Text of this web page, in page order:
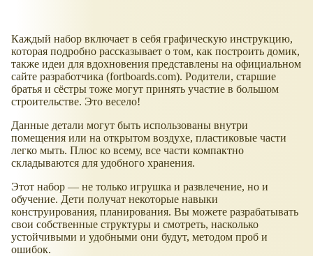
Каждый набор включает в себя графическую инструкцию,
которая подробно рассказывает о том, как построить домик,
также идеи для вдохновения представлены на официальном
сайте разработчика (fortboards.com). Родители, старшие
братья и сёстры тоже могут принять участие в большом
строительстве. Это весело!
Данные детали могут быть использованы внутри
помещения или на открытом воздухе, пластиковые части
легко мыть. Плюс ко всему, все части компактно
складываются для удобного хранения.
Этот набор — не только игрушка и развлечение, но и
обучение. Дети получат некоторые навыки
конструирования, планирования. Вы можете разрабатывать
свои собственные структуры и смотреть, насколько
устойчивыми и удобными они будут, методом проб и
ошибок.